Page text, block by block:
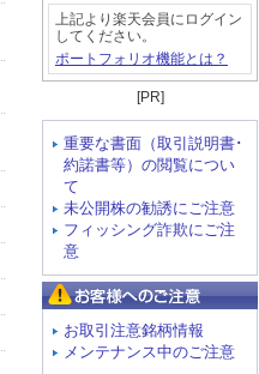
上記より楽天会員にログイン
してください。
ポートフォリオ機能とは？
[PR]
重要な書面（取引説明書･
約諾書等）の閲覧につい
て
未公開株の勧誘にご注意
フィッシング詐欺にご注
意
お取引注意銘柄情報
メンテナンス中のご注意